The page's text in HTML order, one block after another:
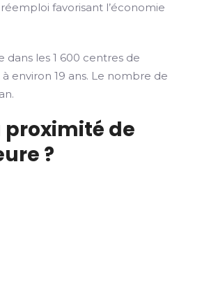
favorisant l’économie
dans les 1 600 centres de
environ 19 ans. Le nombre de
proximité de
?